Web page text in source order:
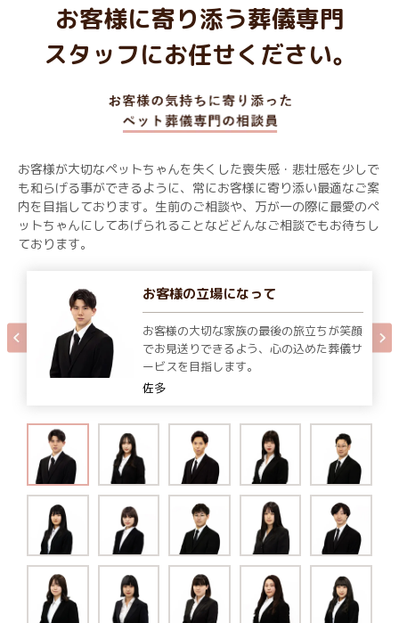
お客様に寄り添う葬儀専門
スタッフにお任せください。
お客様が大切なペットちゃんを失くした喪失感・悲壮感を少しで
も和らげる事ができるように、常にお客様に寄り添い最適なご案
内を目指しております。生前のご相談や、万が一の際に最愛のペ
ットちゃんにしてあげられることなどどんなご相談でもお待ちし
ております。
お客様の立場になって
お客様の大切な家族の最後の旅立ちが笑顔
でお見送りできるよう、心の込めた葬儀サ
ービスを目指します。
佐多